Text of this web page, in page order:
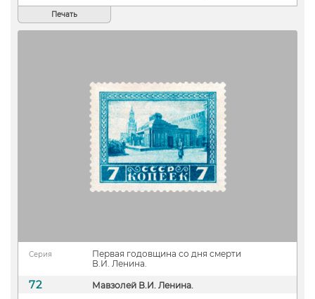
Печать
Серия
Первая годовщина со дня смерти
В.И. Ленина.
72 Мавзолей В.И. Ленина.